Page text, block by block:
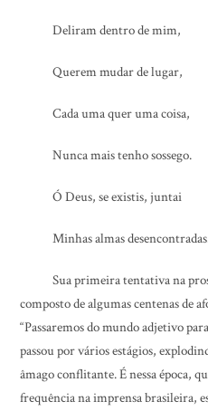
Deliram dentro de mim,
Querem mudar de lugar,
Cada uma quer uma coisa,
Nunca mais tenho sossego.
Ó Deus, se existis, juntai
Minhas almas
Sua primeira tentativa na
composto de algumas centenas de
“Passaremos do mundo adjetivo
passou por vários estágios,
âmago conflitante. É nessa época,
frequência na imprensa brasileira,